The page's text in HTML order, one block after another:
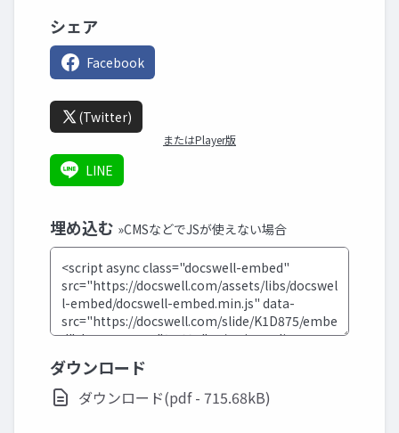
シェア
Facebook
(Twitter)
またはPlayer版
LINE
埋め込む »CMSなどでJSが使えない場合
ダウンロード
ダウンロード(pdf - 715.68kB)